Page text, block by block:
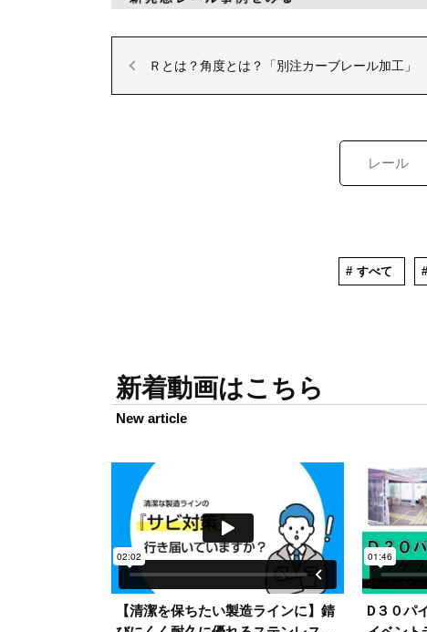
Ｒとは？角度とは？「別注カーブレール加工」
すべて
新着動画はこちら
New article